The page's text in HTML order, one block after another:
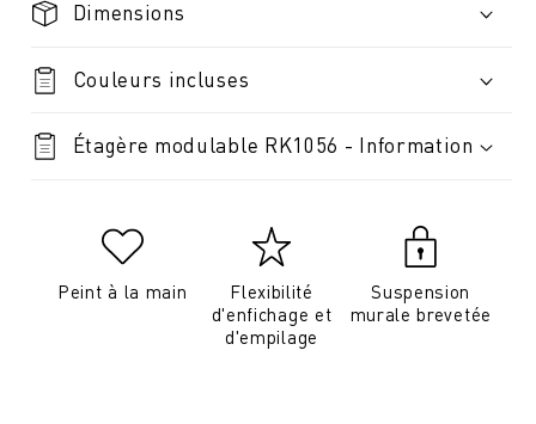
Dimensions
Couleurs incluses
Étagère modulable RK1056 - Information
Peint à la main
Flexibilité
d'enfichage et
d'empilage
Suspension
murale brevetée